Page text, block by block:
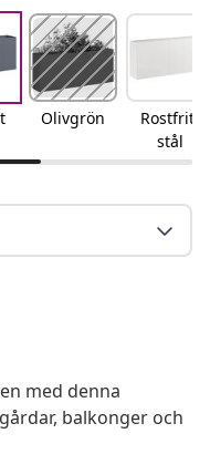
Olivgrön
Rostfritt
stål
med denna
balkonger och